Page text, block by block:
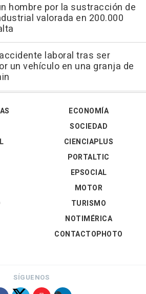
hombre por la sustracción de
valorada en 200.000
laboral tras ser
un vehículo en una granja de
ECONOMÍA
SOCIEDAD
CIENCIAPLUS
PORTALTIC
EPSOCIAL
MOTOR
TURISMO
NOTIMÉRICA
CONTACTOPHOTO
SÍGUENOS